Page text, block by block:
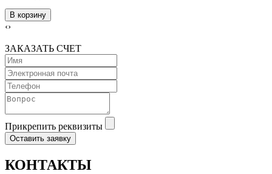
В корзину
‹›
ЗАКАЗАТЬ СЧЕТ
Прикрепить реквизиты
Оставить заявку
КОНТАКТЫ